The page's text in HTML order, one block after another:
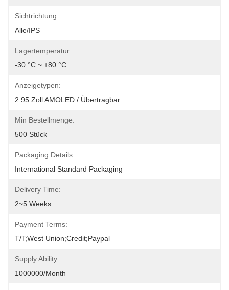
Sichtrichtung:
Alle/IPS
Lagertemperatur:
-30 °C ~ +80 °C
Anzeigetypen:
2.95 Zoll AMOLED / Übertragbar
Min Bestellmenge:
500 Stück
Packaging Details:
International Standard Packaging
Delivery Time:
2~5 Weeks
Payment Terms:
T/T;West Union;Credit;Paypal
Supply Ability:
1000000/month